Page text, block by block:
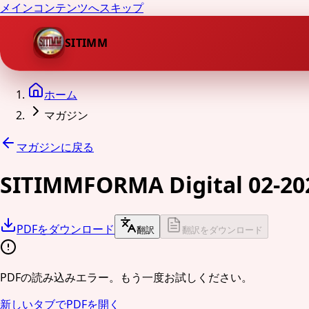
メインコンテンツへスキップ
SITIMM
ホーム
マガジン
マガジンに戻る
SITIMMFORMA Digital 02-
PDFをダウンロード 翻訳 翻訳をダウンロード
PDFの読み込みエラー。もう一度お試しください。
新しいタブでPDFを開く